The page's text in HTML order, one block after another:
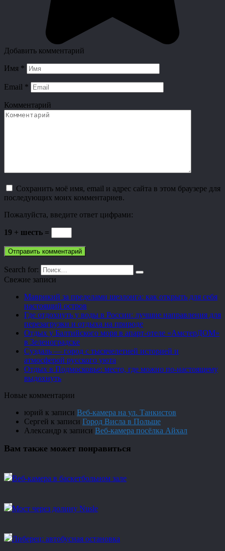
Добавить комментарий
Имя *
Email *
Комментарий
Сохранить моё имя, email и адрес сайта в этом браузере для
последующих моих комментариев.
Пожалуйста, введите ответ цифрами:
19 + шесть =
Search for:
Свежие записи
Маврикий за пределами шезлонга: как открыть для себя
настоящий остров
Где отдохнуть у воды в России: лучшие направления для
перезагрузки и отдыха на природе
Отдых у Балтийского моря в апарт-отеле «АмстерДОМ»
в Зеленоградске
Суздаль — город с тысячелетней историей и
атмосферой русского уюта
Отдых в Подмосковье: место, где можно по-настоящему
выдохнуть
Новые комментарии
юрий к записи Веб-камера на ул. Танкистов
Сергей к записи Город Висла в Польше
Александр к записи Веб-камера посёлка Айхал
Вам также может понравиться
Веб-камера в баскетбольном зале
Мост через долину Nusle
Либерец: автобусная остановка